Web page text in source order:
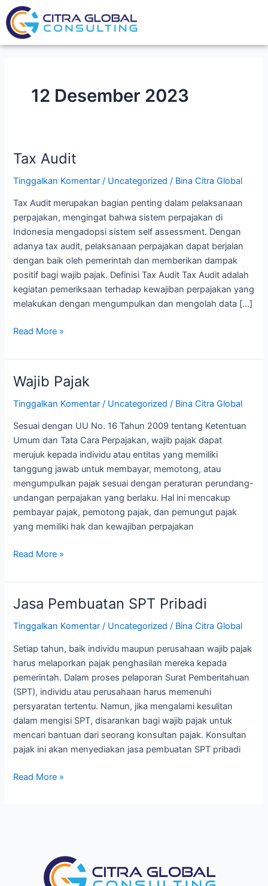
Lewati
ke
konten
12 Desember 2023
Tax Audit
Tinggalkan Komentar / Uncategorized / Bina Citra Global
Tax Audit merupakan bagian penting dalam pelaksanaan
perpajakan, mengingat bahwa sistem perpajakan di
Indonesia mengadopsi sistem self assessment. Dengan
adanya tax audit, pelaksanaan perpajakan dapat berjalan
dengan baik oleh pemerintah dan memberikan dampak
positif bagi wajib pajak. Definisi Tax Audit Tax Audit adalah
kegiatan pemeriksaan terhadap kewajiban perpajakan yang
melakukan dengan mengumpulkan dan mengolah data […]
Tax
Read More »
Wajib Pajak
Tinggalkan Komentar / Uncategorized / Bina Citra Global
Sesuai dengan UU No. 16 Tahun 2009 tentang Ketentuan
Umum dan Tata Cara Perpajakan, wajib pajak dapat
merujuk kepada individu atau entitas yang memiliki
tanggung jawab untuk membayar, memotong, atau
mengumpulkan pajak sesuai dengan peraturan perundang-
undangan perpajakan yang berlaku. Hal ini mencakup
pembayar pajak, pemotong pajak, dan pemungut pajak
yang memiliki hak dan kewajiban perpajakan
Wajib
Read More »
Jasa Pembuatan SPT Pribadi
Tinggalkan Komentar / Uncategorized / Bina Citra Global
Setiap tahun, baik individu maupun perusahaan wajib pajak
harus melaporkan pajak penghasilan mereka kepada
pemerintah. Dalam proses pelaporan Surat Pemberitahuan
(SPT), individu atau perusahaan harus memenuhi
persyaratan tertentu. Namun, jika mengalami kesulitan
dalam mengisi SPT, disarankan bagi wajib pajak untuk
mencari bantuan dari seorang konsultan pajak. Konsultan
pajak ini akan menyediakan jasa pembuatan SPT pribadi
Jasa
SPT
Pribadi
Read More »